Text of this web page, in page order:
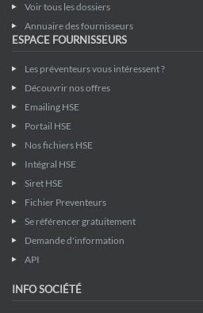
Voir tous les dossiers
Annuaire des fournisseurs
ESPACE FOURNISSEURS
Les préventeurs vous intéressent ?
Découvrir nos offres
Emailing HSE
Portail HSE
Nos fichiers HSE
Intégral HSE
Siret HSE
Fichier Preventeurs
Se référencer gratuitement
Demande d'information
API
INFO SOCIÉTÉ